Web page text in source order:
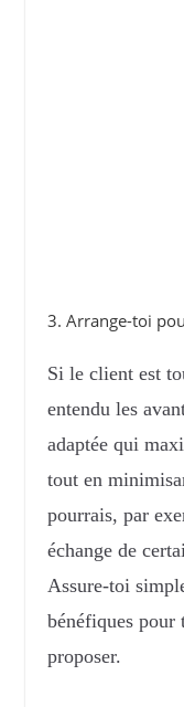
3. Arrange-toi
Si le client est
entendu les
adaptée qui
tout en
pourrais, par
échange de
Assure-toi
bénéfiques pour
proposer.